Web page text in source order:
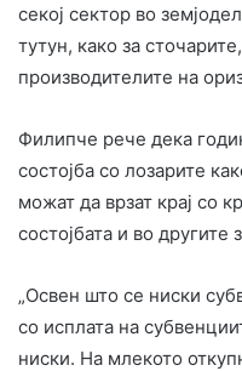
секој сектор во
тутун, како за
производителите на
Филипче рече дека
состојба со лозарите
можат да врзат крај со
состојбата и во другите
„Освен што се ниски
со исплата на
ниски. На млекото